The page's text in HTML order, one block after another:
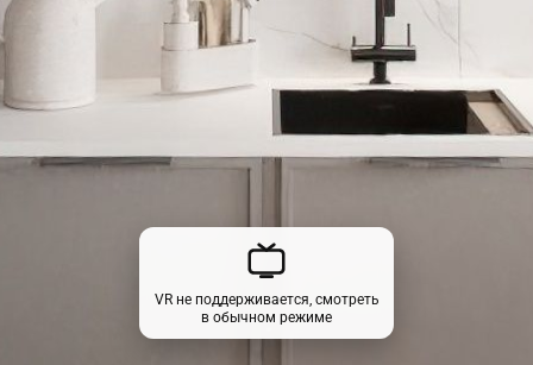
VR не поддерживается, смотреть
в обычном режиме